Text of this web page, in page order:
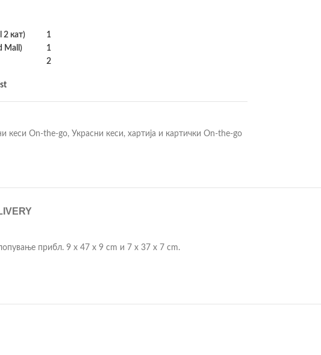
2 кат)
1
Mall)
1
2
кеси On-the-go, Украсни кеси, хартија и картички On-the-go
прибл. 9 x 47 x 9 cm и 7 x 37 x 7 cm.